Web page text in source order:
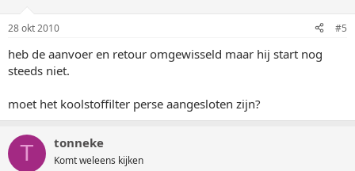
28 okt 2010 #5
heb de aanvoer en retour omgewisseld maar hij start nog
steeds niet.
moet het koolstoffilter perse aangesloten zijn?
T tonneke
Komt weleens kijken